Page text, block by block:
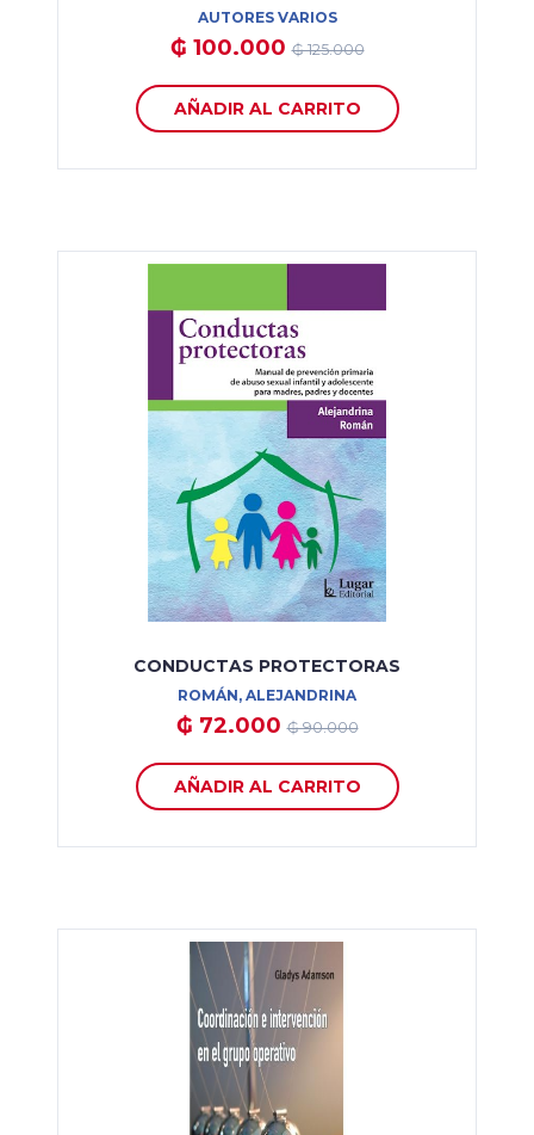
AUTORES VARIOS
₲ 100.000₲ 125.000
AÑADIR AL CARRITO
CONDUCTAS PROTECTORAS
ROMÁN, ALEJANDRINA
₲ 72.000₲ 90.000
AÑADIR AL CARRITO